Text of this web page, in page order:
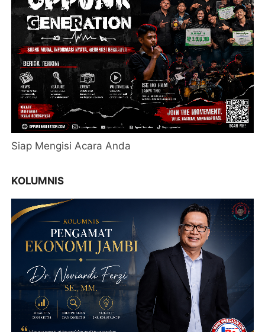
Siap Mengisi Acara Anda
KOLUMNIS